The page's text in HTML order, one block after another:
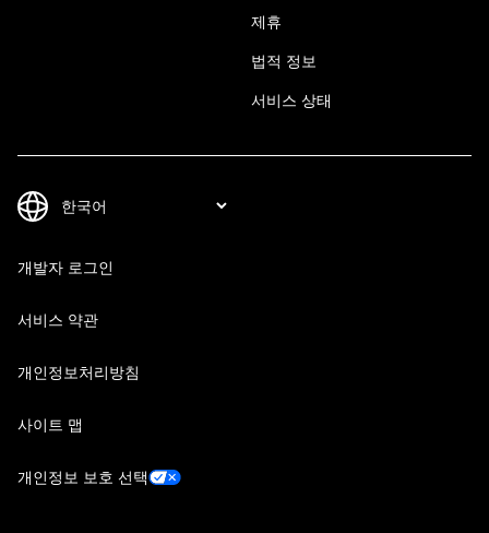
제휴
법적 정보
서비스 상태
개발자 로그인
서비스 약관
개인정보처리방침
사이트 맵
개인정보 보호 선택